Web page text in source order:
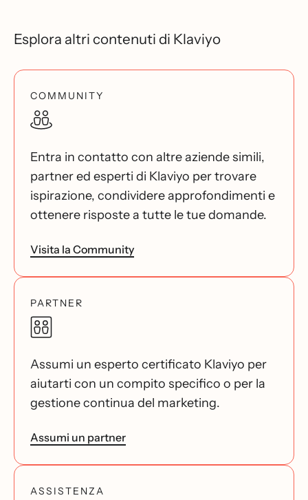
Esplora altri contenuti di Klaviyo
COMMUNITY
Entra in contatto con altre aziende simili,
partner ed esperti di Klaviyo per trovare
ispirazione, condividere approfondimenti e
ottenere risposte a tutte le tue domande.
Visita la Community
PARTNER
Assumi un esperto certificato Klaviyo per
aiutarti con un compito specifico o per la
gestione continua del marketing.
Assumi un partner
ASSISTENZA